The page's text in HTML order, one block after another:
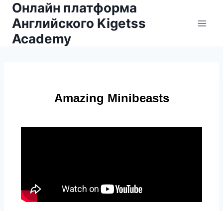
Онлайн платформа
Английского Kigetss
Academy
Amazing Minibeasts